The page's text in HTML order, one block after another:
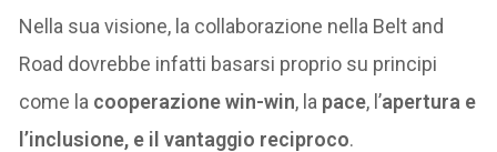
Nella sua visione, la collaborazione nella Belt and
Road dovrebbe infatti basarsi proprio su principi
come la cooperazione win-win, la pace, l’apertura e
l’inclusione, e il vantaggio reciproco.